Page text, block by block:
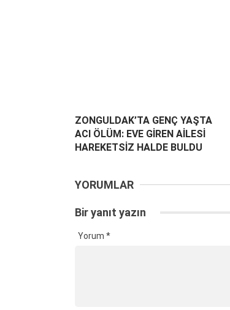
ZONGULDAK’TA GENÇ YAŞTA
ACI ÖLÜM: EVE GİREN AİLESİ
HAREKETSİZ HALDE BULDU
YORUMLAR
Bir yanıt yazın
Yorum *